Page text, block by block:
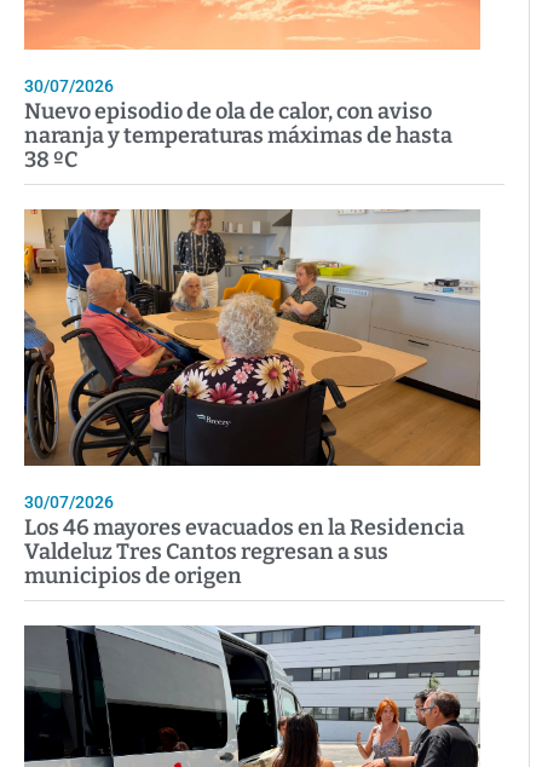
30/07/2026
Nuevo episodio de ola de calor, con aviso
naranja y temperaturas máximas de hasta
38 ºC
30/07/2026
Los 46 mayores evacuados en la Residencia
Valdeluz Tres Cantos regresan a sus
municipios de origen